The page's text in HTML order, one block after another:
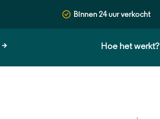
Binnen 24 uur verkocht
> Hoe het werkt?